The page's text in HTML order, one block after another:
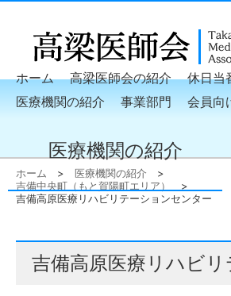
ホーム 高梁医師会の紹介
休日当
医療機関の紹介
事業部門 会員向
医療機関の紹介
ホーム
医療機関の紹介
吉備中央町（もと賀陽町エリア）
吉備高原医療リハビリテーションセンター
吉備高原医療リハビ